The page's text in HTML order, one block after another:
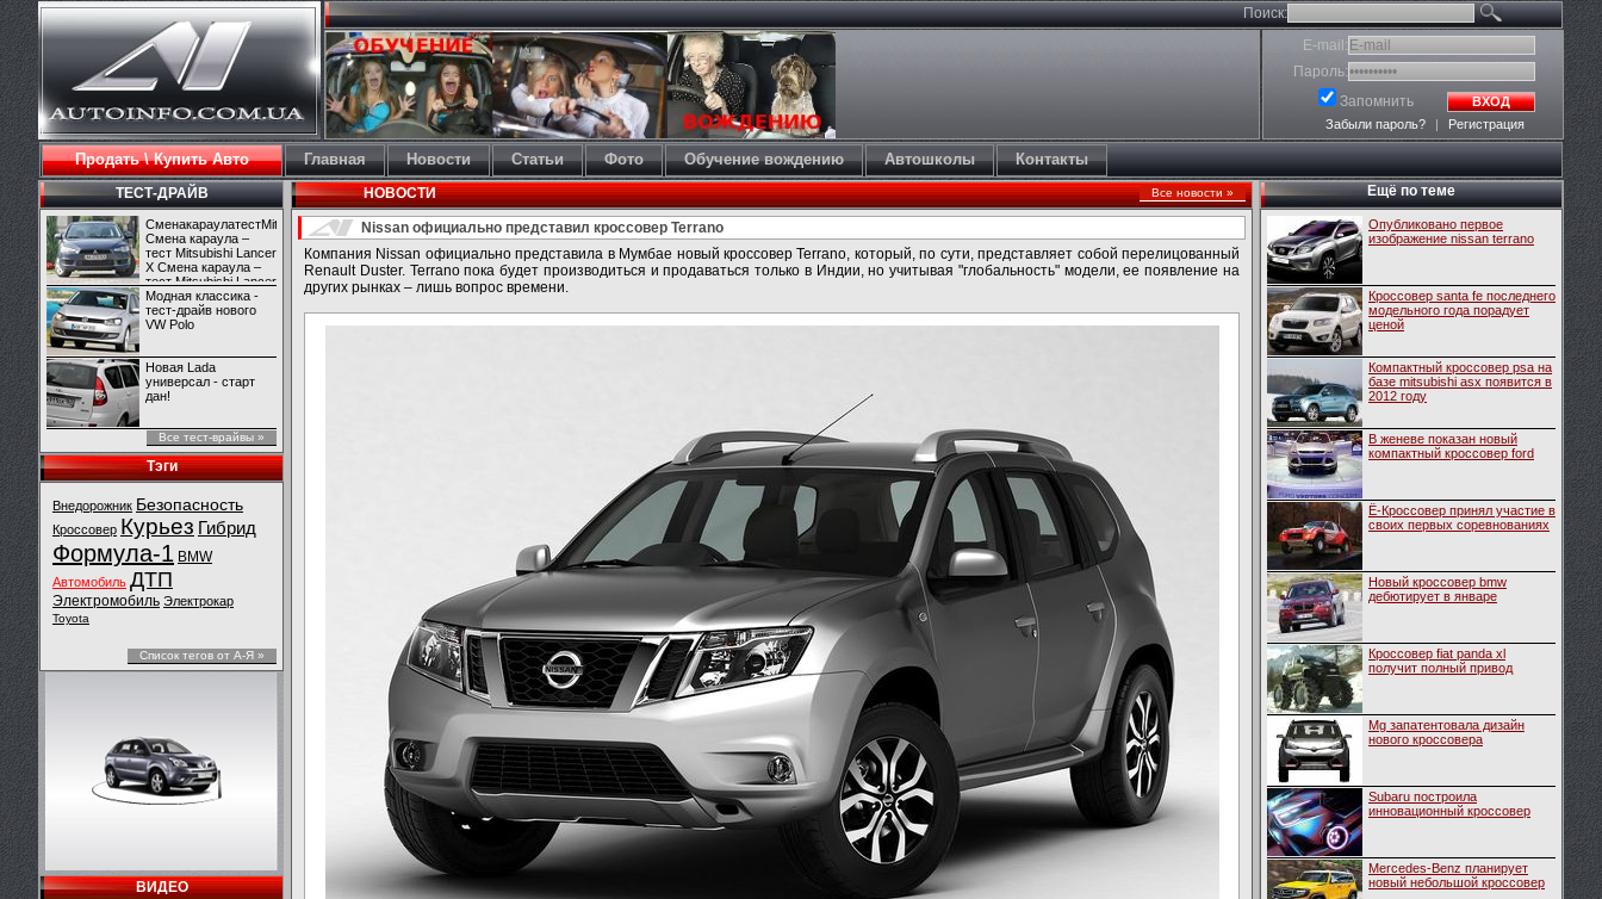
Поиск:
E-mail:
Пароль:
Запомнить
ВХОД
Забыли пароль?
| Регистрация
Продать \ Купить Авто Главная Новости Статьи Фото Обучение вождению Автошколы Контакты
ТЕСТ-ДРАЙВ
СменакараулатестMitsubishiLancerX
Смена караула –
тест Mitsubishi Lancer
X Смена караула –
тест Mitsubishi Lancer
X
Модная классика -
тест-драйв нового
VW Polo
Новая Lada
универсал - старт
дан!
Все тест-врайвы »
Тэги
Внедорожник Безопасность
Кроссовер Курьез Гибрид
Формула-1 BMW
Автомобиль ДТП
Электромобиль Электрокар
Toyota
Список тегов от А-Я »
ВИДЕО
НОВОСТИ Все новости »
Nissan официально представил кроссовер Terrano
Компания Nissan официально представила в Мумбае новый кроссовер Terrano, который, по сути, представляет собой перелицованный
Renault Duster. Terrano пока будет производиться и продаваться только в Индии, но учитывая "глобальность" модели, ее появление на
других рынках – лишь вопрос времени.
Ещё по теме
Опубликовано первое
изображение nissan terrano
Кроссовер santa fe последнего
модельного года порадует
ценой
Компактный кроссовер psa на
базе mitsubishi asx появится в
2012 году
В женеве показан новый
компактный кроссовер ford
Ё-Кроссовер принял участие в
своих первых соревнованиях
Новый кроссовер bmw
дебютирует в январе
Кроссовер fiat panda xl
получит полный привод
Mg запатентовала дизайн
нового кроссовера
Subaru построила
инновационный кроссовер
Mercedes-Benz планирует
новый небольшой кроссовер